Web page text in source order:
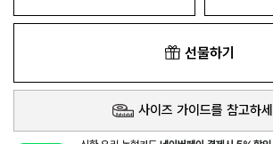
선물하기
사이즈 가이드를 참고하